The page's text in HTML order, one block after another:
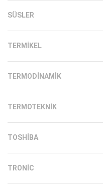
SÜSLER
TERMIKEL
TERMODINAMIK
TERMOTEKNIK
TOSHIBA
TRONIC